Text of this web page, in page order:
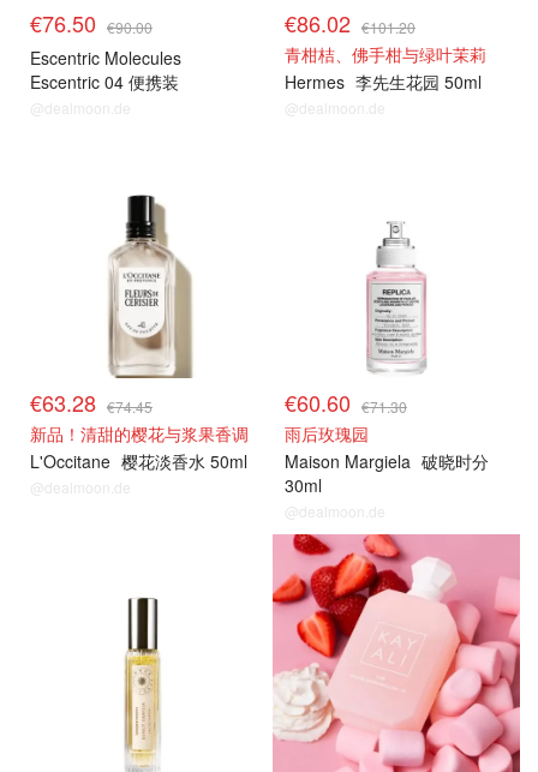
€76.50 €90.00
Escentric Molecules
Escentric 04 便携装
@dealmoon.de
€86.02 €101.20
青柑桔、佛手柑与绿叶茉莉
Hermes 李先生花园 50ml
@dealmoon.de
€63.28 €74.45
新品！清甜的樱花与浆果香调
L'Occitane 樱花淡香水 50ml
@dealmoon.de
€60.60 €71.30
雨后玫瑰园
Maison Margiela 破晓时分
30ml
@dealmoon.de